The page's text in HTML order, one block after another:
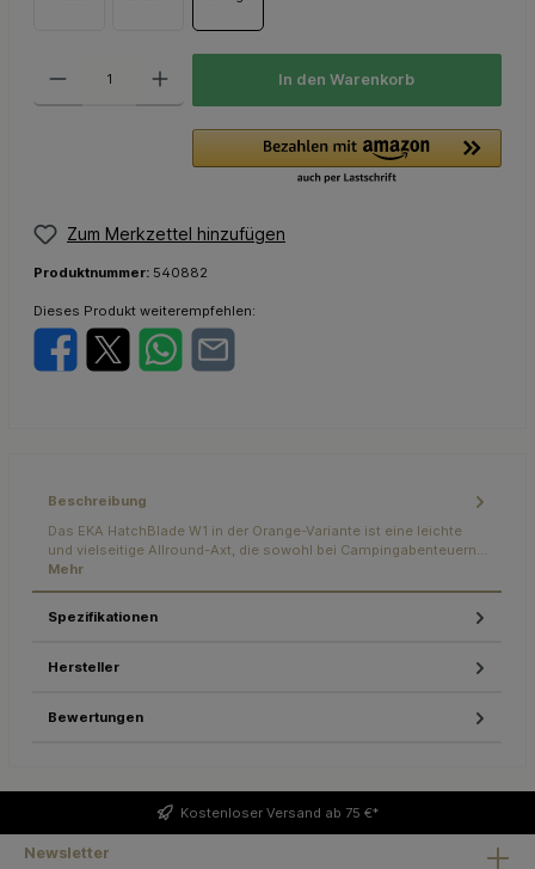
In den Warenkorb
Zum Merkzettel hinzufügen
Produktnummer: 540882
Dieses Produkt weiterempfehlen:
Beschreibung
Das EKA HatchBlade W1 in der Orange-Variante ist eine leichte
und vielseitige Allround-Axt, die sowohl bei Campingabenteuern…
Mehr
Spezifikationen
Hersteller
Bewertungen
Kostenloser Versand ab 75 €*
Newsletter